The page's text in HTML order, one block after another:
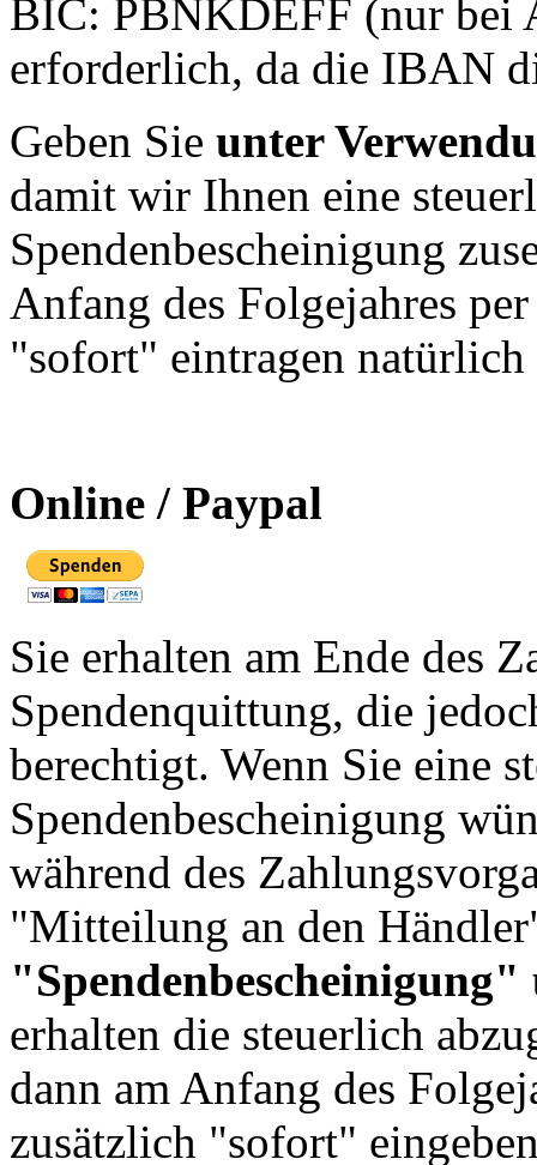
BIC: PBNKDEFF (nur bei
erforderlich, da die IBAN
Geben Sie unter
damit wir Ihnen eine
Spendenbescheinigung
Anfang des Folgejahres
"sofort" eintragen natürlich
Online / Paypal
Sie erhalten am Ende des
Spendenquittung, die
berechtigt. Wenn Sie eine
Spendenbescheinigung
während des
"Mitteilung an den
erhalten die steuerlich
dann am Anfang des
zusätzlich "sofort"